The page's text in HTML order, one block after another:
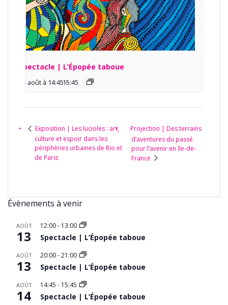
Spectacle | L’Épopée taboue
14 août à 14:45 -
15:45
Exposition | Les lucioles : art,
culture et espoir dans les
périphéries urbaines de Rio et
de Paris
Projection | Des terrains
d’aventures du passé
pour l’avenir en Ile-de-
France
Évènements à venir
AOÛT
13
12:00- 13:00
Spectacle | L’Épopée taboue
AOÛT
13
20:00-21:00
Spectacle | L’Épopée taboue
AOÛT
14
14:45 - 15:45
Spectacle | L’Épopée taboue